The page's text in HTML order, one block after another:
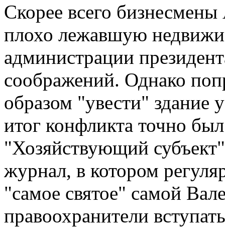
Скорее всего
плохо лежавшую
администрации
соображений. Однако
образом "увести"
итог конфликта точно
"Хозяйствующий
журнал, в котором
"самое святое" самой
правоохранители